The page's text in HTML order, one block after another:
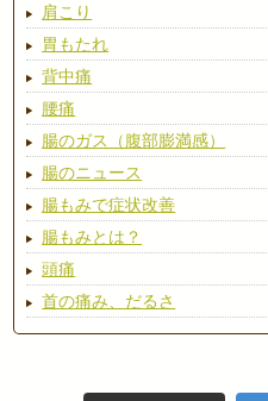
肩こり
胃もたれ
背中痛
腰痛
腸のガス（腹部膨満感）
腸のニュース
腸もみで症状改善
腸もみとは？
頭痛
首の痛み、だるさ